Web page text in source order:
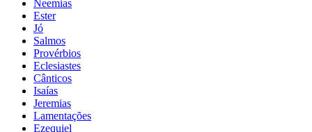
Neemias
Ester
Jó
Salmos
Provérbios
Eclesiastes
Cânticos
Isaías
Jeremias
Lamentações
Ezequiel